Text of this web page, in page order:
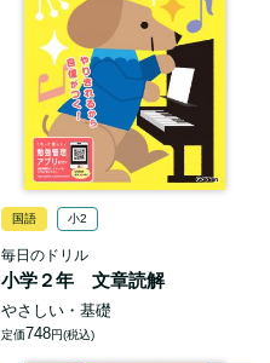
国語 小2
毎日のドリル
小学２年 文章読解
やさしい・基礎
定価748円(税込)